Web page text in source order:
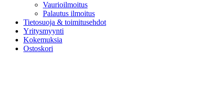
Vaurioilmoitus
Palautus ilmoitus
Tietosuoja & toimitusehdot
Yritysmyynti
Kokemuksia
Ostoskori